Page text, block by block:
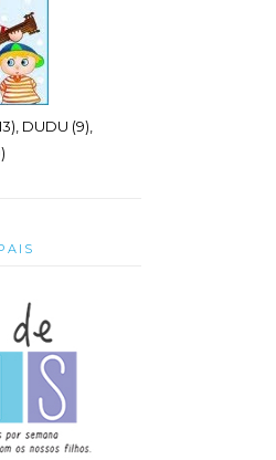
DUDU (9),